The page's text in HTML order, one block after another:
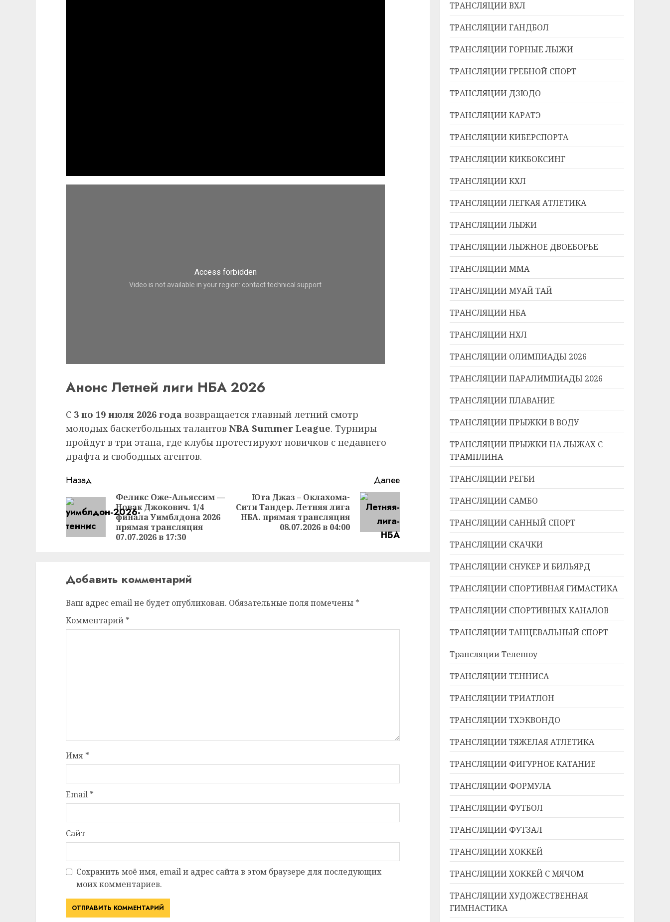
Анонс Летней лиги НБА 2026
С 3 по 19 июля 2026 года возвращается главный летний смотр
молодых баскетбольных талантов NBA Summer League. Турниры
пройдут в три этапа, где клубы протестируют новичков с недавнего
драфта и свободных агентов.
Продолжить
чтение
Назад
Предыдущая
Феликс Оже-Альяссим —
Новак Джокович. 1/4
финала Уимблдона 2026
прямая трансляция
07.07.2026 в 17:30
Далее
Следующая
запись:
Юта Джаз – Оклахома-
Сити Тандер. Летняя лига
НБА. прямая трансляция
08.07.2026 в 04:00
Добавить комментарий
Ваш адрес email не будет опубликован. Обязательные поля помечены *
Комментарий *
Имя *
Email *
Сайт
Сохранить моё имя, email и адрес сайта в этом браузере для последующих
моих комментариев.
ТРАНСЛЯЦИИ ВХЛ
ТРАНСЛЯЦИИ ГАНДБОЛ
ТРАНСЛЯЦИИ ГОРНЫЕ ЛЫЖИ
ТРАНСЛЯЦИИ ГРЕБНОЙ СПОРТ
ТРАНСЛЯЦИИ ДЗЮДО
ТРАНСЛЯЦИИ КАРАТЭ
ТРАНСЛЯЦИИ КИБЕРСПОРТА
ТРАНСЛЯЦИИ КИКБОКСИНГ
ТРАНСЛЯЦИИ КХЛ
ТРАНСЛЯЦИИ ЛЕГКАЯ АТЛЕТИКА
ТРАНСЛЯЦИИ ЛЫЖИ
ТРАНСЛЯЦИИ ЛЫЖНОЕ ДВОЕБОРЬЕ
ТРАНСЛЯЦИИ ММА
ТРАНСЛЯЦИИ МУАЙ ТАЙ
ТРАНСЛЯЦИИ НБА
ТРАНСЛЯЦИИ НХЛ
ТРАНСЛЯЦИИ ОЛИМПИАДЫ 2026
ТРАНСЛЯЦИИ ПАРАЛИМПИАДЫ 2026
ТРАНСЛЯЦИИ ПЛАВАНИЕ
ТРАНСЛЯЦИИ ПРЫЖКИ В ВОДУ
ТРАНСЛЯЦИИ ПРЫЖКИ НА ЛЫЖАХ С
ТРАМПЛИНА
ТРАНСЛЯЦИИ РЕГБИ
ТРАНСЛЯЦИИ САМБО
ТРАНСЛЯЦИИ САННЫЙ СПОРТ
ТРАНСЛЯЦИИ СКАЧКИ
ТРАНСЛЯЦИИ СНУКЕР И БИЛЬЯРД
ТРАНСЛЯЦИИ СПОРТИВНАЯ ГИМАСТИКА
ТРАНСЛЯЦИИ СПОРТИВНЫХ КАНАЛОВ
ТРАНСЛЯЦИИ ТАНЦЕВАЛЬНЫЙ СПОРТ
Трансляции Телешоу
ТРАНСЛЯЦИИ ТЕННИСА
ТРАНСЛЯЦИИ ТРИАТЛОН
ТРАНСЛЯЦИИ ТХЭКВОНДО
ТРАНСЛЯЦИИ ТЯЖЕЛАЯ АТЛЕТИКА
ТРАНСЛЯЦИИ ФИГУРНОЕ КАТАНИЕ
ТРАНСЛЯЦИИ ФОРМУЛА
ТРАНСЛЯЦИИ ФУТБОЛ
ТРАНСЛЯЦИИ ФУТЗАЛ
ТРАНСЛЯЦИИ ХОККЕЙ
ТРАНСЛЯЦИИ ХОККЕЙ С МЯЧОМ
ТРАНСЛЯЦИИ ХУДОЖЕСТВЕННАЯ
ГИМНАСТИКА